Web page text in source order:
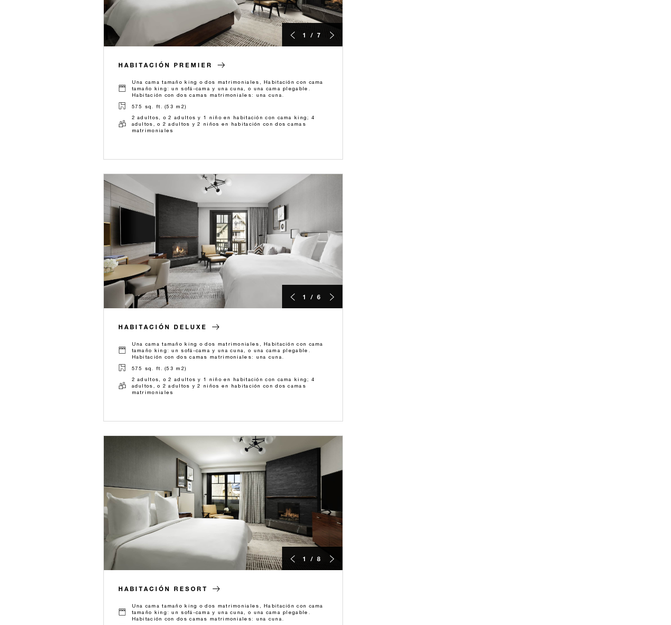
1 / 7
HABITACIÓN PREMIER
Una cama tamaño king o dos matrimoniales, Habitación con cama
tamaño king: un sofá-cama y una cuna, o una cama plegable.
Habitación con dos camas matrimoniales: una cuna.
575 sq. ft. (53 m2)
2 adultos, o 2 adultos y 1 niño en habitación con cama king; 4
adultos, o 2 adultos y 2 niños en habitación con dos camas
matrimoniales
1 / 6
HABITACIÓN DELUXE
Una cama tamaño king o dos matrimoniales, Habitación con cama
tamaño king: un sofá-cama y una cuna, o una cama plegable.
Habitación con dos camas matrimoniales: una cuna.
575 sq. ft. (53 m2)
2 adultos, o 2 adultos y 1 niño en habitación con cama king; 4
adultos, o 2 adultos y 2 niños en habitación con dos camas
matrimoniales
1 / 8
HABITACIÓN RESORT
Una cama tamaño king o dos matrimoniales, Habitación con cama
tamaño king: un sofá-cama y una cuna, o una cama plegable.
Habitación con dos camas matrimoniales: una cuna.